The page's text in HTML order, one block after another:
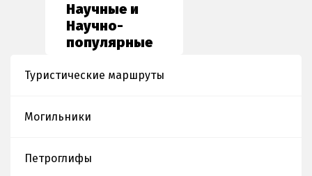
Научные и
Научно-
популярные
Туристические маршруты
Могильники
Петроглифы